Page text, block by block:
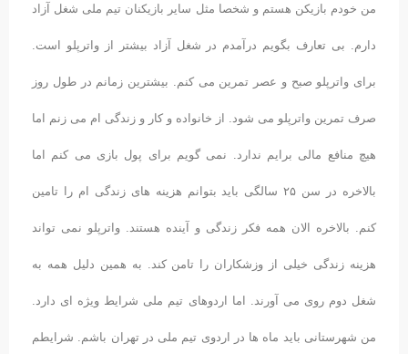
من خودم بازیکن هستم و شخصا مثل سایر بازیکنان تیم ملی شغل آزاد
دارم. بی تعارف بگویم درآمدم در شغل آزاد بیشتر از واترپلو است.
برای واترپلو صبح و عصر تمرین می کنم. بیشترین زمانم در طول روز
صرف تمرین واترپلو می شود. از خانواده و کار و زندگی ام می زنم اما
هیچ منافع مالی برایم ندارد. نمی گویم برای پول بازی می کنم اما
بالاخره در سن ۲۵ سالگی باید بتوانم هزینه های زندگی ام را تامین
کنم. بالاخره الان همه فکر زندگی و آینده هستند. واترپلو نمی تواند
هزینه زندگی خیلی از وزشکاران را تامن کند. به همین دلیل همه به
شغل دوم روی می آورند. اما اردوهای تیم ملی شرایط ویژه ای دارد.
من شهرستانی باید ماه ها در اردوی تیم ملی در تهران باشم. شرایطم